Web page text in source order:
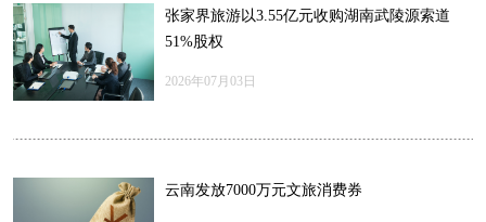
张家界旅游以3.55亿元收购湖南武陵源索道
51%股权
2026年07月03日
云南发放7000万元文旅消费券